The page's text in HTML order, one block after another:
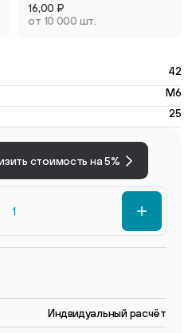
16,00 ₽
от 10 000 шт.
42
M6
25
стоимость на 5%
Индвидуальный расчёт